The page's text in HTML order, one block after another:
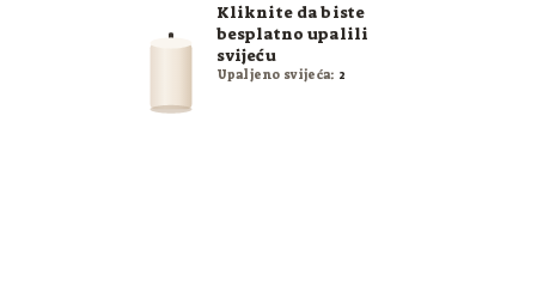
Kliknite da biste
besplatno upalili
svijeću
Upaljeno svijeća: 2